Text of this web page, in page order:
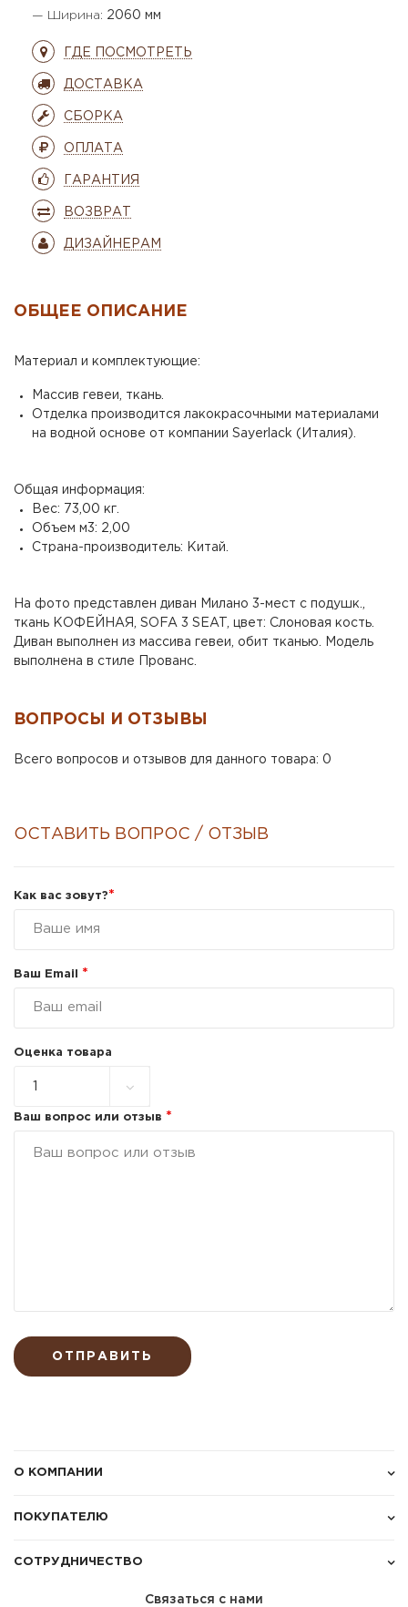
— Ширина: 2060 мм
ГДЕ ПОСМОТРЕТЬ
ДОСТАВКА
СБОРКА
ОПЛАТА
ГАРАНТИЯ
ВОЗВРАТ
ДИЗАЙНЕРАМ
ОБЩЕЕ ОПИСАНИЕ
Материал и комплектующие:
Массив гевеи, ткань.
Отделка производится лакокрасочными материалами
на водной основе от компании Sayerlack (Италия).
Общая информация:
Вес: 73,00 кг.
Объем м3: 2,00
Страна-производитель: Китай.
На фото представлен диван Милано 3-мест с подушк.,
ткань КОФЕЙНАЯ, SOFA 3 SEAT, цвет: Слоновая кость.
Диван выполнен из массива гевеи, обит тканью. Модель
выполнена в стиле Прованс.
ВОПРОСЫ И ОТЗЫВЫ
Всего вопросов и отзывов для данного товара: 0
ОСТАВИТЬ ВОПРОС / ОТЗЫВ
Как вас зовут?*
Ваш Email *
Оценка товара
Ваш вопрос или отзыв *
ОТПРАВИТЬ
О КОМПАНИИ
ПОКУПАТЕЛЮ
СОТРУДНИЧЕСТВО
Связаться с нами